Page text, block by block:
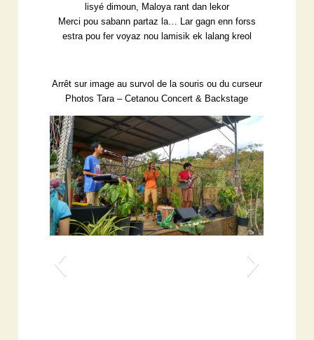
lisyé dimoun, Maloya rant dan lekor
Merci pou sabann partaz la… Lar gagn enn forss
estra pou fer voyaz nou lamisik ek lalang kreol
Arrêt sur image au survol de la souris ou du curseur
Photos Tara – Cetanou Concert & Backstage